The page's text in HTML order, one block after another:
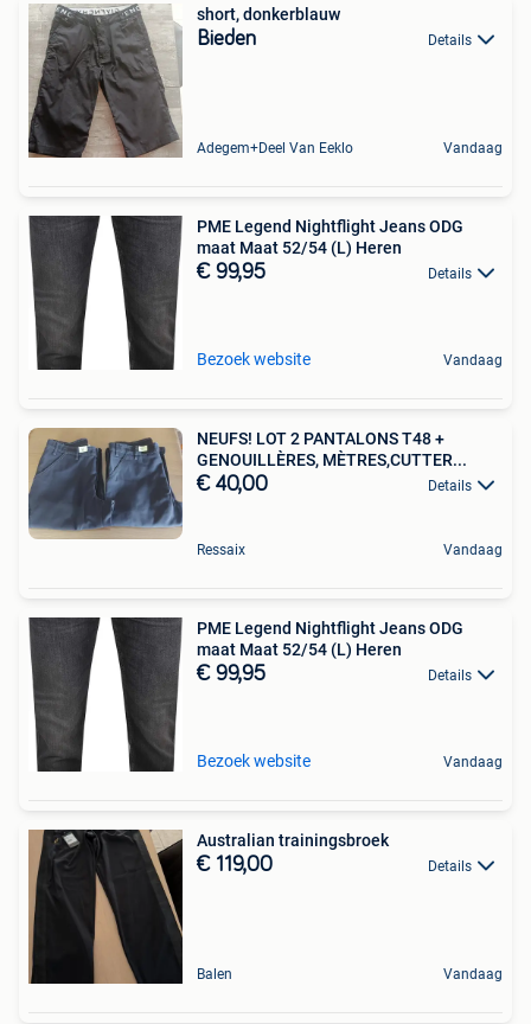
short, donkerblauw
Bieden Details
Adegem+Deel Van Eeklo Vandaag
PME Legend Nightflight Jeans ODG
maat Maat 52/54 (L) Heren
€ 99,95 Details
Bezoek website Vandaag
NEUFS! LOT 2 PANTALONS T48 +
GENOUILLÈRES, MÈTRES,CUTTER...
€ 40,00 Details
Ressaix Vandaag
PME Legend Nightflight Jeans ODG
maat Maat 52/54 (L) Heren
€ 99,95 Details
Bezoek website Vandaag
Australian trainingsbroek
€ 119,00 Details
Balen Vandaag